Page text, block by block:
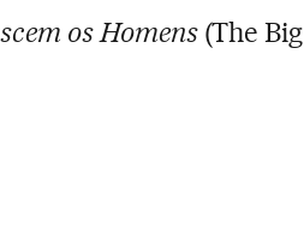
os Homens(The Big